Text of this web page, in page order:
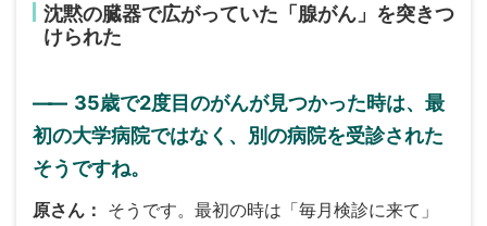
沈黙の臓器で広がっていた「腺がん」を突きつ
けられた
―― 35歳で2度目のがんが見つかった時は、最
初の大学病院ではなく、別の病院を受診された
そうですね。
原さん
そうです。最初の時は「毎月検診に来て」